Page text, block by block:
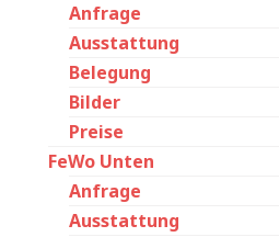
Anfrage
Ausstattung
Belegung
Bilder
Preise
FeWo Unten
Anfrage
Ausstattung